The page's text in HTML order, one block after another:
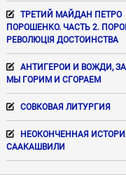
ТРЕТИЙ МАЙДАН ПЕТРО
ПОРОШЕНКО. ЧАСТЬ 2.
РЕВОЛЮЦІЯ ДОСТОИНСТВА
АНТИГЕРОИ И ВОЖДИ,
МЫ ГОРИМ И СГОРАЕМ
СОВКОВАЯ ЛИТУРГИЯ
НЕОКОНЧЕННАЯ
СААКАШВИЛИ